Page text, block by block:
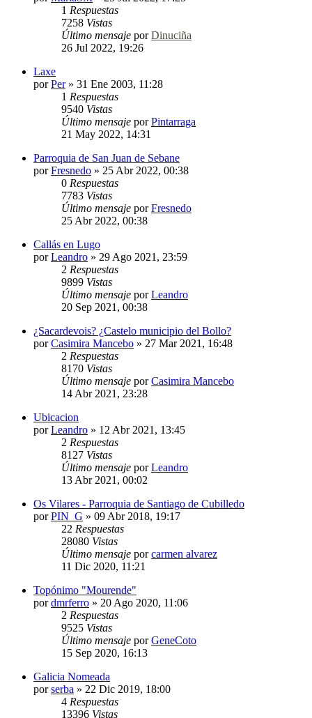
1 Respuestas
7258 Vistas
Último mensaje porDinuciña
26 Jul 2022, 19:26
Laxe
porPer» 31 Ene 2003, 11:28
1 Respuestas
9540 Vistas
Último mensaje porPintarraga
21 May 2022, 14:31
Parroquia de San Juan de Sebane
porFresnedo » 25 Abr 2022, 00:38
0 Respuestas
7783 Vistas
Último mensaje porFresnedo
25 Abr 2022, 00:38
Callás en Lugo
porLeandro » 29 Ago 2021, 23:59
2 Respuestas
9899 Vistas
Último mensaje porLeandro
20 Sep 2021, 00:38
¿Sacardevois? ¿Castelo municipio del Bollo?
porCasimira Mancebo » 27 Mar 2021, 16:48
2 Respuestas
8170 Vistas
Último mensaje porCasimira Mancebo
14 Abr 2021, 23:28
Ubicacion
porLeandro » 12 Abr 2021, 13:45
2 Respuestas
8127 Vistas
Último mensaje porLeandro
13 Abr 2021, 00:02
Os Vilares - Parroquia de Santiago de Cubilledo
porPIN_G » 09 Abr 2018, 19:17
22 Respuestas
28080 Vistas
Último mensaje porcarmen alvarez
11 Dic 2020, 11:21
Topónimo "Mourende"
pordmrferro » 20 Ago 2020, 11:06
2 Respuestas
9525 Vistas
Último mensaje porGeneCoto
15 Sep 2020, 16:13
Galicia Nomeada
porserba » 22 Dic 2019, 18:00
4 Respuestas
13396 Vistas